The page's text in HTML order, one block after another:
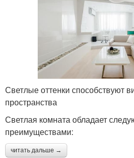
Светлые оттенки способствуют
пространства
Светлая комната обладает
преимуществами:
читать дальше →